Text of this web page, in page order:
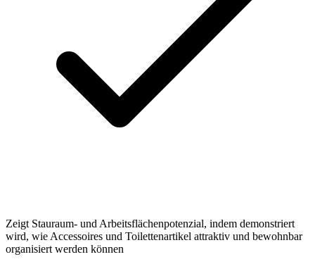
Zeigt Stauraum- und Arbeitsflächenpotenzial, indem demonstriert
wird, wie Accessoires und Toilettenartikel attraktiv und bewohnbar
organisiert werden können